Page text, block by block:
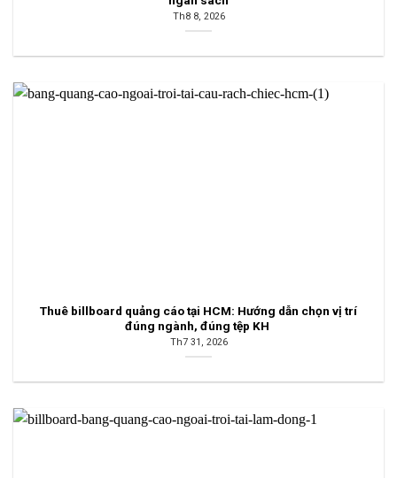
Th8 8, 2026
Thuê billboard quảng cáo tại HCM: Hướng dẫn chọn vị trí
đúng ngành, đúng tệp KH
Th7 31, 2026